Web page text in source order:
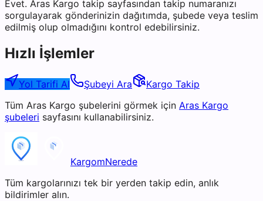
Evet. Aras Kargo takip sayfasından takip numaranızı
sorgulayarak gönderinizin dağıtımda, şubede veya teslim
edilmiş olup olmadığını kontrol edebilirsiniz.
Hızlı İşlemler
Yol Tarifi Al Şubeyi Ara
Kargo Takip
Tüm Aras Kargo şubelerini görmek için Aras Kargo
şubeleri sayfasını kullanabilirsiniz.
KargomNerede
Tüm kargolarınızı tek bir yerden takip edin, anlık
bildirimler alın.